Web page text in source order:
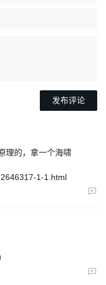
理的，拿一个海啸
1-1.html